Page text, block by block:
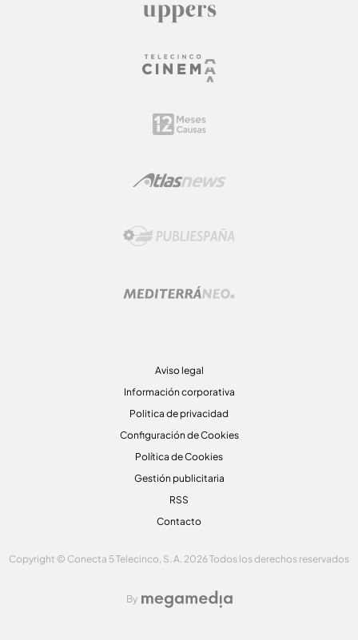
Aviso legal
Información corporativa
Politica de privacidad
Configuración de Cookies
Política de Cookies
Gestión publicitaria
RSS
Contacto
Copyright © Conecta 5 Telecinco, S. A. 2026 Todos los derechos reservados
By